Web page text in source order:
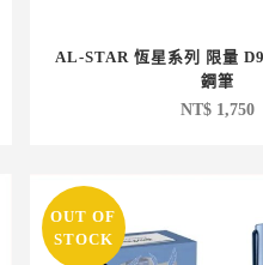
AL-STAR 恆星系列 限量
鋼筆
NT$1,750
OUT OF
STOCK